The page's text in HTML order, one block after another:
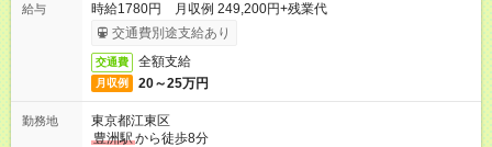
給与
時給1780円 月収例 249,200円+残業代
交通費別途支給あり
交通費 全額支給
月収例 20～25万円
勤務地
東京都江東区
豊洲駅から徒歩8分